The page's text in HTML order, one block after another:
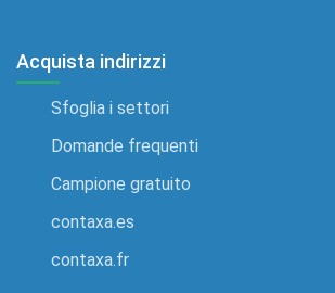
Acquista indirizzi
Sfoglia i settori
Domande frequenti
Campione gratuito
contaxa.es
contaxa.fr